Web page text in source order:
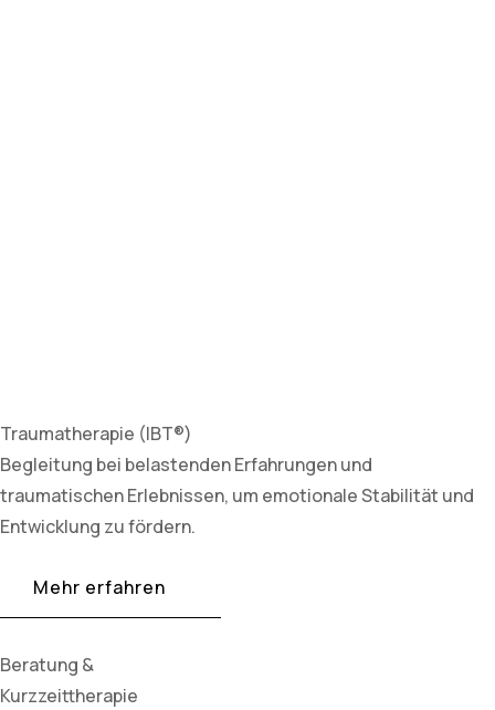
Traumatherapie (IBT®)
Begleitung bei belastenden Erfahrungen und
traumatischen Erlebnissen, um emotionale Stabilität und
Entwicklung zu fördern.
Mehr erfahren
Beratung &
Kurzzeittherapie